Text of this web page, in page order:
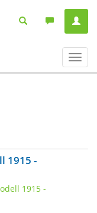
ein-/
1915 -